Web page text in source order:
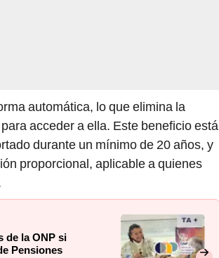
automática, lo que elimina la
acceder a ella. Este beneficio está
durante un mínimo de 20 años, y
proporcional, aplicable a quienes
de la ONP si
Pensiones